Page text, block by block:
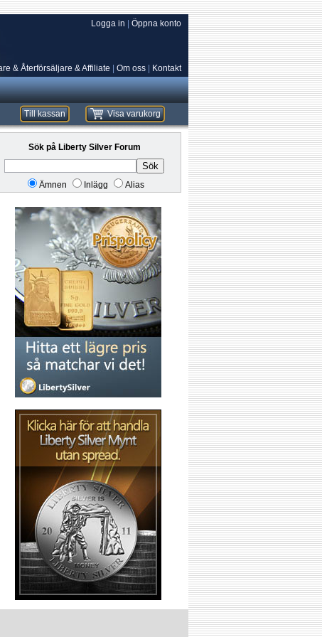
Logga in Öppna konto
& Återförsäljare & Affiliate Om oss Kontakt
Visa varukorg
Till kassan
Sök på Liberty Silver Forum
Sök
Ämnen Inlägg Alias